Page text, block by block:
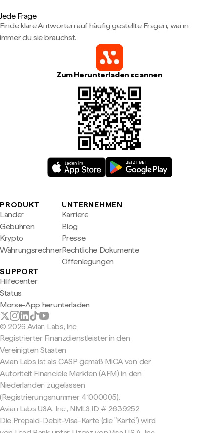
Jede Frage
Finde klare Antworten auf häufig gestellte Fragen, wann
immer du sie brauchst.
Zum Herunterladen scannen
PRODUKT
Länder
Gebühren
Krypto
Währungsrechner
UNTERNEHMEN
Karriere
Blog
Presse
Rechtliche Dokumente
Offenlegungen
SUPPORT
Hilfecenter
Status
Morse-App herunterladen
© 2026 Avian Labs, Inc
Registrierter Finanzdienstleister in den
Vereinigten Staaten
Avian Labs ist als CASP gemäß MiCA von der
Autoriteit Financiële Markten (AFM) in den
Niederlanden zugelassen
(Registrierungsnummer 41000005).
Avian Labs USA, Inc., NMLS ID # 2639252
Die Prepaid-Debit-Visa-Karte (die "Karte") wird